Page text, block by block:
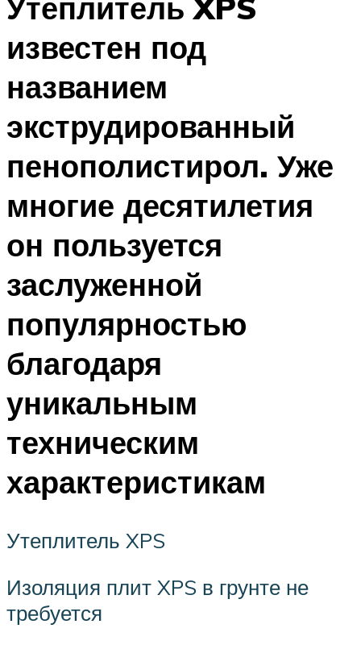
Утеплитель XPS
известен под
названием
экструдированный
пенополистирол. Уже
многие десятилетия
он пользуется
заслуженной
популярностью
благодаря
уникальным
техническим
характеристикам
Утеплитель XPS
Изоляция плит XPS в грунте не
требуется